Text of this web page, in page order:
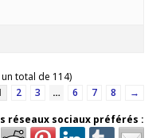
total de 114)
2 3 … 6 7 8
→
réseaux sociaux préférés :